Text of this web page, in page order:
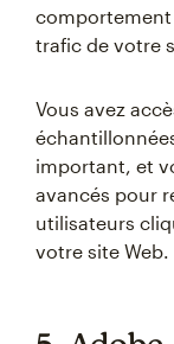
comportement
trafic de votre
Vous avez
important, et
avancés pour
utilisateurs
votre site Web.